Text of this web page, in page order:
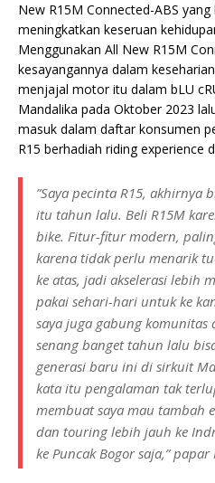
New R15M Connected-ABS
meningkatkan keseruan
Menggunakan All New R15M
kesayangannya dalam
menjajal motor itu dalam bLU
Mandalika pada Oktober 2023
masuk dalam daftar konsumen
R15 berhadiah riding experience
”Saya pecinta R15,
itu tahun lalu. Beli R15M
bike. Fitur-fitur modern,
karena tidak perlu menarik
ke atas, jadi akselerasi lebih
pakai sehari-hari untuk ke
saya juga gabung
senang banget tahun lalu
generasi baru ini di sirkuit
kata itu pengalaman tak
membuat saya mau tambah
dan touring lebih jauh ke
ke Puncak Bogor saja,”